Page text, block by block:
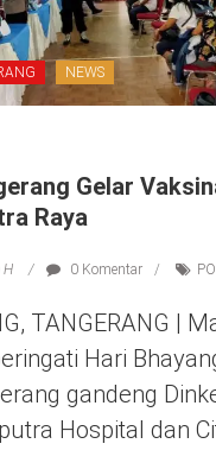
NEWS
Gelar
Raya
H 0 Komentar
TANGERANG |
Hari
gandeng
Hospital dan